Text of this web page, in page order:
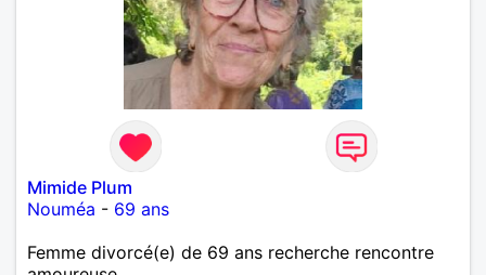
Mimide Plum
Nouméa - 69 ans
Femme divorcé(e) de 69 ans recherche rencontre